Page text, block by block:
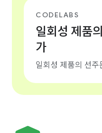
CODELABS
일회성 제품
가
일회성 제품의 선